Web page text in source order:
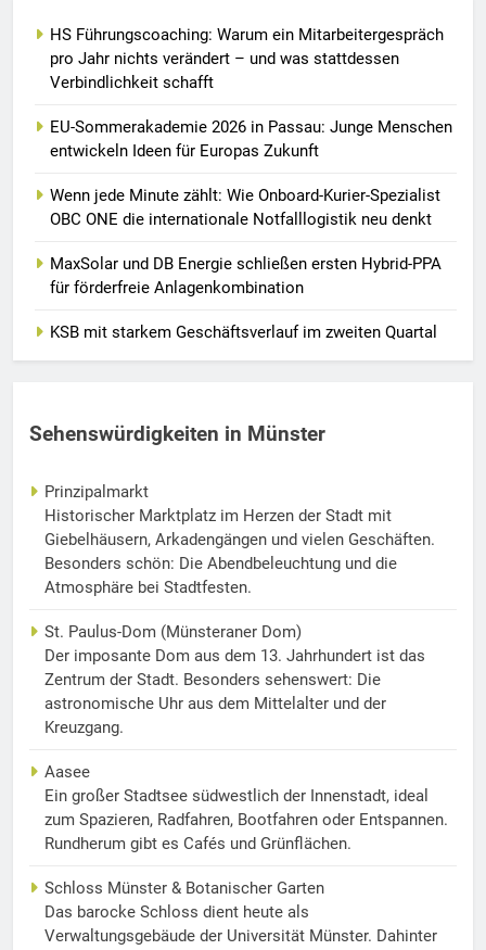
HS Führungscoaching: Warum ein Mitarbeitergespräch
pro Jahr nichts verändert – und was stattdessen
Verbindlichkeit schafft
EU-Sommerakademie 2026 in Passau: Junge Menschen
entwickeln Ideen für Europas Zukunft
Wenn jede Minute zählt: Wie Onboard-Kurier-Spezialist
OBC ONE die internationale Notfalllogistik neu denkt
MaxSolar und DB Energie schließen ersten Hybrid-PPA
für förderfreie Anlagenkombination
KSB mit starkem Geschäftsverlauf im zweiten Quartal
Sehenswürdigkeiten in Münster
Prinzipalmarkt
Historischer Marktplatz im Herzen der Stadt mit
Giebelhäusern, Arkadengängen und vielen Geschäften.
Besonders schön: Die Abendbeleuchtung und die
Atmosphäre bei Stadtfesten.
St. Paulus-Dom (Münsteraner Dom)
Der imposante Dom aus dem 13. Jahrhundert ist das
Zentrum der Stadt. Besonders sehenswert: Die
astronomische Uhr aus dem Mittelalter und der
Kreuzgang.
Aasee
Ein großer Stadtsee südwestlich der Innenstadt, ideal
zum Spazieren, Radfahren, Bootfahren oder Entspannen.
Rundherum gibt es Cafés und Grünflächen.
Schloss Münster & Botanischer Garten
Das barocke Schloss dient heute als
Verwaltungsgebäude der Universität Münster. Dahinter